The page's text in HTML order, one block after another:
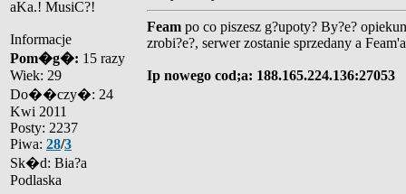
aKa.! MusiC?!
Informacje
Pom�g�: 15 razy
Wiek: 29
Do��czy�: 24
Kwi 2011
Posty: 2237
Piwa: 28/3
Sk�d: Bia?a
Podlaska
Feam po co piszesz g?upoty? By?e?
zrobi?e?, serwer zostanie sprzedany a
Ip nowego cod;a: 188.165.224.136:27053